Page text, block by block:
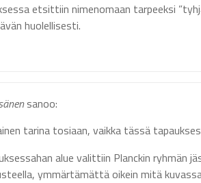
etsittiin nimenomaan tarpeeksi
huolellisesti.
sanoo:
tarina tosiaan, vaikka tässä
alue valittiin Planckin
ymmärtämättä oikein mitä